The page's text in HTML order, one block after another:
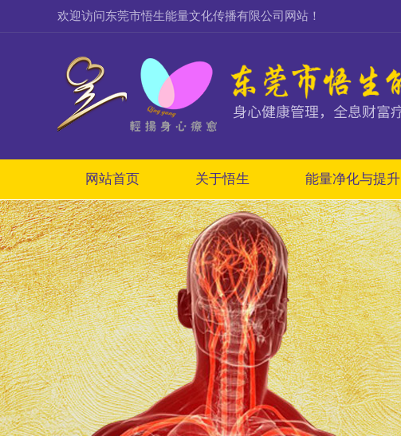
欢迎访问东莞市悟生能量文化传播有限公司网站！
网站首页 关于悟生 能量净化与提升